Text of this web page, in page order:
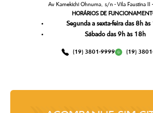
Av Kamekichi Ohnuma, s/n - Vila Faustina II
HORÁRIOS DE
Segunda a sexta-feira das 8h
Sábado das 9h às 18h
(19) 3801-9999 (19)